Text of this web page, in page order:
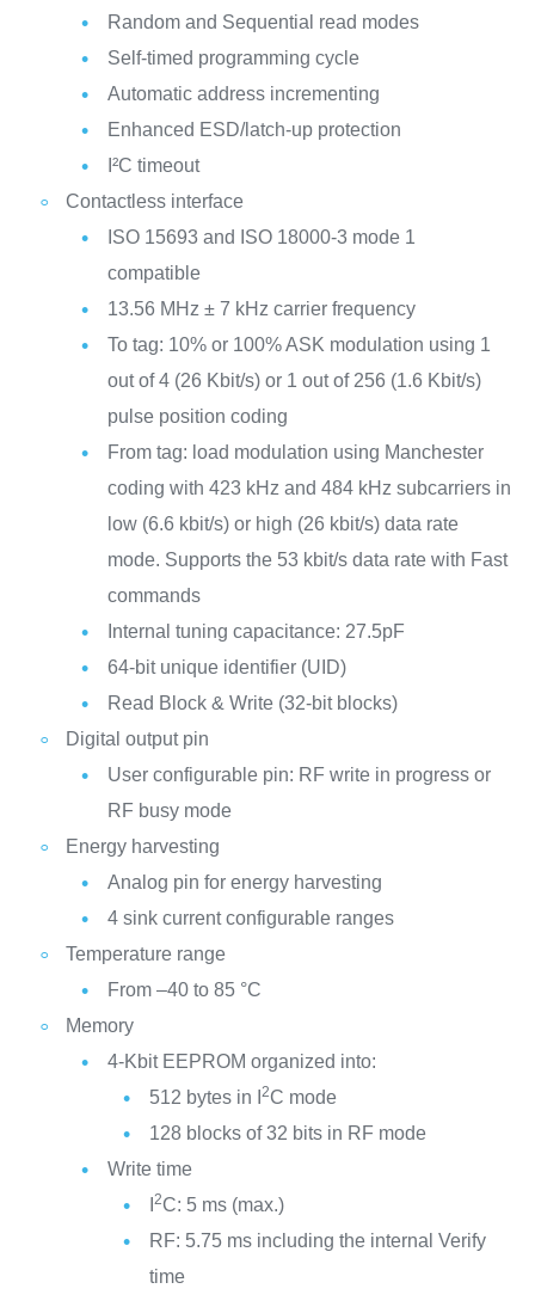
Random and Sequential read modes
Self-timed programming cycle
Automatic address incrementing
Enhanced ESD/latch-up protection
I²C timeout
Contactless interface
ISO 15693 and ISO 18000-3 mode 1
compatible
13.56 MHz ± 7 kHz carrier frequency
To tag: 10% or 100% ASK modulation using 1
out of 4 (26 Kbit/s) or 1 out of 256 (1.6 Kbit/s)
pulse position coding
From tag: load modulation using Manchester
coding with 423 kHz and 484 kHz subcarriers in
low (6.6 kbit/s) or high (26 kbit/s) data rate
mode. Supports the 53 kbit/s data rate with Fast
commands
Internal tuning capacitance: 27.5pF
64-bit unique identifier (UID)
Read Block & Write (32-bit blocks)
Digital output pin
User configurable pin: RF write in progress or
RF busy mode
Energy harvesting
Analog pin for energy harvesting
4 sink current configurable ranges
Temperature range
From –40 to 85 °C
Memory
4-Kbit EEPROM organized into:
512 bytes in I
2C mode
128 blocks of 32 bits in RF mode
Write time
2C: 5 ms (max.)
RF: 5.75 ms including the internal Verify
time